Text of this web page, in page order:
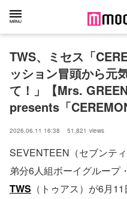
TWS、ミセス「
ッション冒頭から元
て！」【Mrs.
presents「
2026.06.11 16:38 51,821 views
SEVENTEEN（セブンテ
弟分6人組ボーイグループ・
TWS （トゥアス）が6月